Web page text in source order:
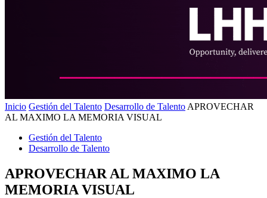
Inicio Gestión del Talento Desarrollo de Talento APROVECHAR
AL MAXIMO LA MEMORIA VISUAL
Gestión del Talento
Desarrollo de Talento
APROVECHAR AL MAXIMO LA
MEMORIA VISUAL